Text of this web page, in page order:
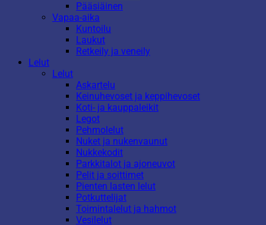
Pääsiäinen
Vapaa-aika
Kuntoilu
Laukut
Retkeily ja veneily
Lelut
Lelut
Askartelu
Keinuhevoset ja keppihevoset
Koti- ja kauppaleikit
Legot
Pehmolelut
Nuket ja nukenvaunut
Nukkekodit
Parkkitalot ja ajoneuvot
Pelit ja soittimet
Pienten lasten lelut
Potkuttelijat
Toimintalelut ja hahmot
Vesilelut